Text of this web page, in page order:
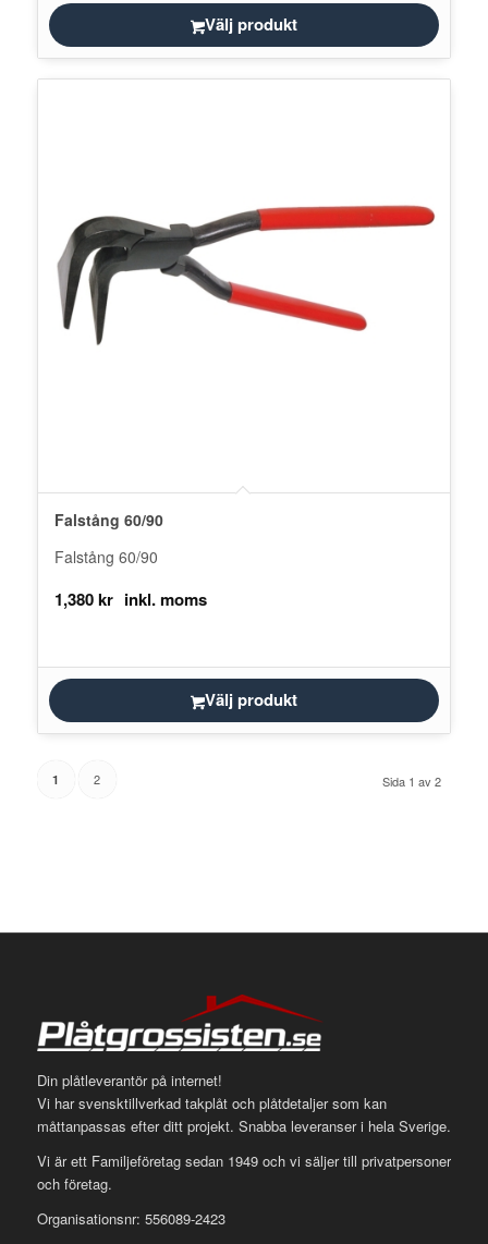
Välj produkt
Falstång 60/90
Falstång 60/90
1,380kr
Välj produkt
Sida 1 av 2
1 2
Din plåtleverantör på internet!
Vi har svensktillverkad takplåt och plåtdetaljer som kan
måttanpassas efter ditt projekt. Snabba leveranser i hela Sverige.
Vi är ett Familjeföretag sedan 1949 och vi säljer till privatpersoner
och företag.
Organisationsnr: 556089-2423